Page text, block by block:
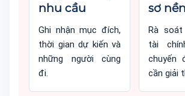
nhu cầu
Ghi nhận mục đích,
thời gian dự kiến và
những người cùng
đi.
sơ nền
Rà soát
tài
chuyến
cần giải